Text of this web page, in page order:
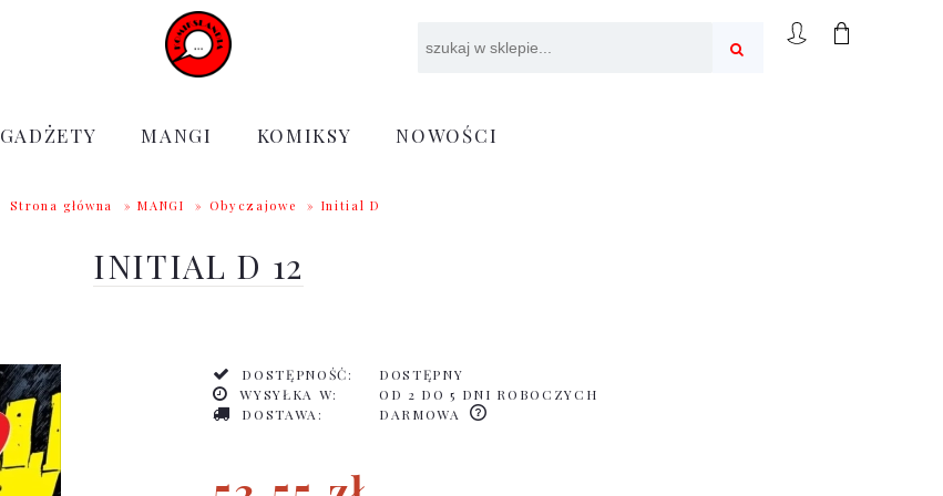
GADŻETY MANGI KOMIKSY NOWOŚCI
Strona główna » MANGI » Obyczajowe » Initial D
INITIAL D 12
DOSTĘPNOŚĆ:
DOSTĘPNY
WYSYŁKA W:
OD 2 DO 5 DNI ROBOCZYCH
DOSTAWA:
DARMOWA